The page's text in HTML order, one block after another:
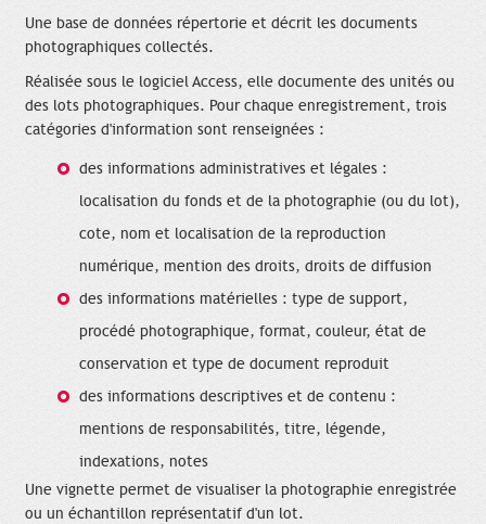
Une base de données répertorie et décrit les documents
photographiques collectés.
Réalisée sous le logiciel Access, elle documente des unités ou
des lots photographiques. Pour chaque enregistrement, trois
catégories d'information sont renseignées :
des informations administratives et légales :
localisation du fonds et de la photographie (ou du lot),
cote, nom et localisation de la reproduction
numérique, mention des droits, droits de diffusion
des informations matérielles : type de support,
procédé photographique, format, couleur, état de
conservation et type de document reproduit
des informations descriptives et de contenu :
mentions de responsabilités, titre, légende,
indexations, notes
Une vignette permet de visualiser la photographie enregistrée
ou un échantillon représentatif d'un lot.